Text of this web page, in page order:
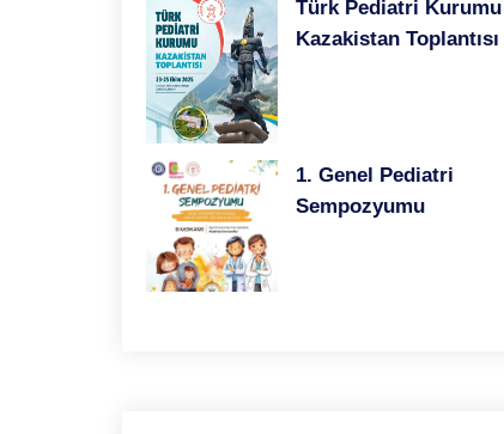
Antibiyotik Direnci ve Akılcı Antibiyotik
Kullanımı: Toplum Kökenli Pnömoni
23/02/2021 - Türk Pediatri Kurumu TV
Çocuk Göğüs Hastalıkları Kliniko-
Radyolojik Olgu Serisi
19/02/2021 - Türk Pediatri Kurumu TV
Aşılamada En Sık Sorulan Sorular
17/02/2021 - Türk Pediatri Kurumu TV
COVID-19 Pandemisi Döneminde Her
Türk Pediatri Kurumu
Kazakistan Toplantısı
1. Genel Pediatri
Sempozyumu